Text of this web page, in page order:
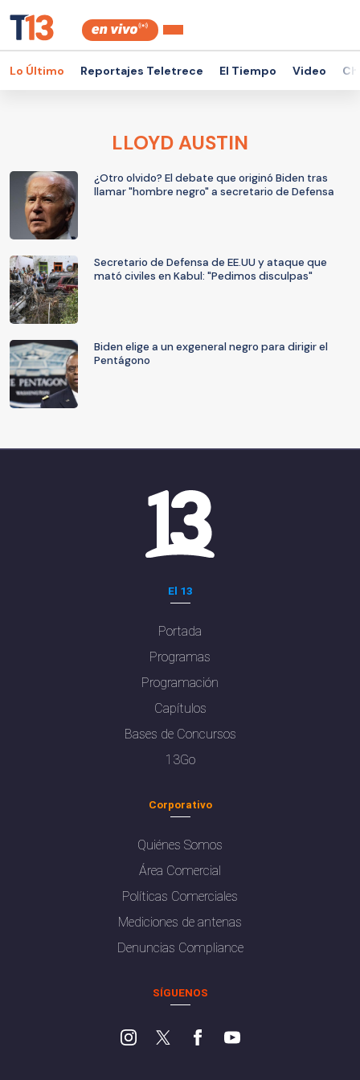
Lo Último Reportajes Teletrece El Tiempo Video
LLOYD AUSTIN
¿Otro olvido? El debate que originó Biden tras
llamar "hombre negro" a secretario de Defensa
Secretario de Defensa de EE.UU y ataque que
mató civiles en Kabul: "Pedimos disculpas"
Biden elige a un exgeneral negro para dirigir el
Pentágono
El 13
Portada
Programas
Programación
Capítulos
Bases de Concursos
13Go
Corporativo
Quiénes Somos
Área Comercial
Políticas Comerciales
Mediciones de antenas
Denuncias Compliance
SÍGUENOS